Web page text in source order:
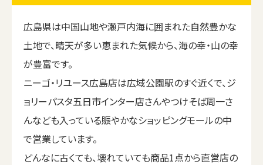
広島県は中国山地や瀬戸内海に囲まれた自然豊かな
土地で、晴天が多い恵まれた気候から、海の幸・山の幸
が豊富です。
ニーゴ・リユース広島店は広域公園駅のすぐ近くで、ジ
ョリーパスタ五日市インター店さんやつけそば周一さ
んなども入っている賑やかなショッピングモールの中
で営業しています。
どんなに古くても、壊れていても商品1点から直営店の